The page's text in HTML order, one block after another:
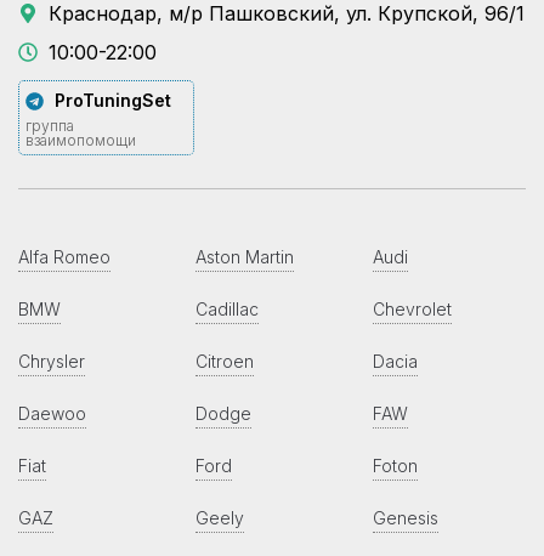
Краснодар, м/р Пашковский, ул. Крупской, 96/1
10:00-22:00
ProTuningSet
группа
взаимопомощи
Alfa Romeo Aston Martin Audi
BMW Cadillac Chevrolet
Chrysler Citroen Dacia
Daewoo Dodge FAW
Fiat Ford Foton
GAZ Geely Genesis